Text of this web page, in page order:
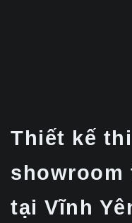
Thiết kế
showroom
tại Vĩnh